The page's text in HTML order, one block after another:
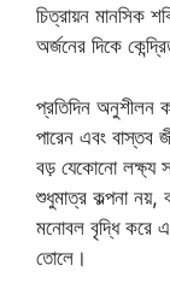
চিত্রায়ন মানসিক
অর্জনের দিকে
প্রতিদিন অনুশীলন
পারেন এবং বাস্তব
বড় যেকোনো লক্ষ্য
শুধুমাত্র কল্পনা
মনোবল বৃদ্ধি করে
তোলে।